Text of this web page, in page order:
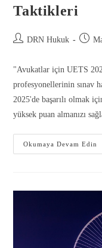
Taktikleri
DRN Hukuk
"Avukatlar için UETS
profesyonellerinin sınav
2025'de başarılı olmak
yüksek puan almanızı
Okumaya Devam Edin